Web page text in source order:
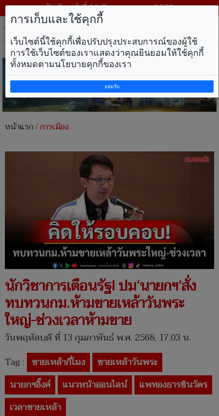
วันจันทร์ ที่ 10 สิงหาคม พ.ศ. 2569
หน้าแรก/การเมือง
นักวิชาการเตือนรัฐ! ปม‘นายกฯ’สั่ง
ทบทวนกม.ห้ามขายเหล้าวันพระ
ใหญ่-ช่วงเวลาห้ามขาย
วันพฤหัสบดี ที่ 13 กุมภาพันธ์ พ.ศ. 2568, 17.03 น.
Tag : ขายเหล้ากี่โมง
ขายเหล้าวันพระ
นายกฯอิ๊งค์
แนวหน้าออนไลน์
แพทองธารชินวัตร
เวลาขายเหล้า
การเก็บและใช้คุกกี้
เว็บไซต์นี้ใช้คุกกี้เพื่อปรับปรุงประสบการณ์ของผู้ใช้
การใช้เว็บไซต์ของเราแสดงว่าคุณยินยอมให้ใช้คุกกี้
ทั้งหมดตามนโยบายคุกกี้ของเรา
ยอมรับ